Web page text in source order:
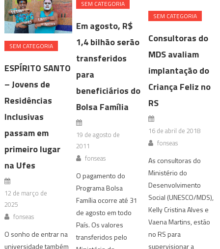
SEM CATEGORIA
ESPÍRITO SANTO
– Jovens de
Residências
Inclusivas
passam em
primeiro lugar
na Ufes
12 de março de
2025
fonseas
O sonho de entrar na
universidade também
SEM CATEGORIA
Em agosto, R$
1,4 bilhão serão
transferidos
para
beneficiários do
Bolsa Família
19 de agosto de
2011
fonseas
O pagamento do
Programa Bolsa
Família ocorre até 31
de agosto em todo
País. Os valores
transferidos pelo
SEM CATEGORIA
Consultoras do
MDS avaliam
implantação do
Criança Feliz no
RS
16 de abril de 2018
fonseas
As consultoras do
Ministério do
Desenvolvimento
Social (UNESCO/MDS),
Kelly Cristina Alves e
Vaena Martins, estão
no RS para
supervisionar a